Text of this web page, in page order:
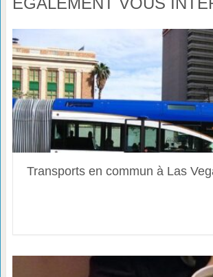
Transports en commun à Las